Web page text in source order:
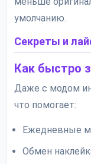
умолчанию.
Секреты и
Как быстро
Даже с модом
что помогает:
Ежедневные
Обмен